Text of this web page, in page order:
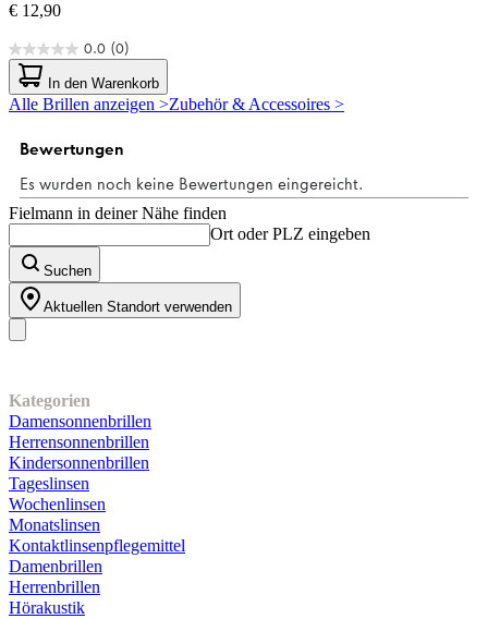
€ 12,90
0.0 (0)
0.0
von
5
Sternen.
In den Warenkorb
Alle Brillen anzeigen >Zubehör & Accessoires >
Fielmann in deiner Nähe finden
Ort oder PLZ eingeben
Suchen
Aktuellen Standort verwenden
Kategorien
Damensonnenbrillen
Herrensonnenbrillen
Kindersonnenbrillen
Tageslinsen
Wochenlinsen
Monatslinsen
Kontaktlinsenpflegemittel
Damenbrillen
Herrenbrillen
Hörakustik